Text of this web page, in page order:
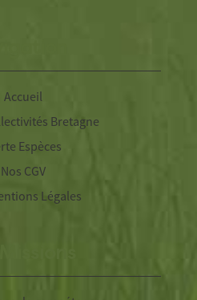
Accueil
Bretagne
Espèces
Nos CGV
Légales